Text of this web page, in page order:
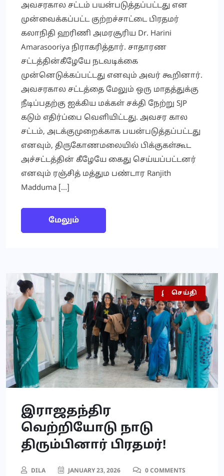
அவசரகால சட்டம் பயன்படுத்தப்பட்டது என
முன்வைக்கப்பட்ட குற்றச்சாட்டை பிரதமர்
கலாநிதி ஹரிணி அமரசூரிய Dr. Harini
Amarasooriya நிராகரித்தார். சாதாரண
சட்டத்தின்கீழேயே நடவடிக்கை
முன்னெடுக்கப்பட்டது எனவும் அவர் கூறினார்.
அவசரகால சட்டத்தை மேலும் ஒரு மாதத்துக்கு
நீடிப்பதற்கு ஐக்கிய மக்கள் சக்தி நேற்று SJP
கடும் எதிர்ப்பை வெளியிட்டது. அவசர கால
சட்டம், அடக்குமுறைக்காக பயன்படுத்தப்பட்டது
எனவும், திருகோணமலையில் பிக்குகள்கூட
அச்சட்டத்தின் கீழேயே கைது செய்யப்பட்டனர்
எனவும் ரஞ்சித் மத்தும பண்டார Ranjith
Madduma […]
மேலும்
இலங்கை
செய்தி
இராஜதந்திர
வெற்றியோடு நாடு
திரும்பினார் பிரதமர்!
DILA JANUARY 23, 2026 0 COMMENTS